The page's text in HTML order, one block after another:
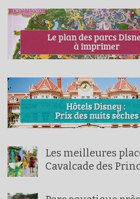
Les meilleures
Cavalcade des